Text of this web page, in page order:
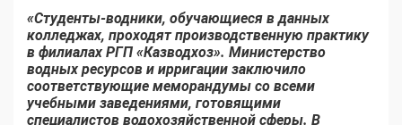
«Студенты-водники, обучающиеся в данных
колледжах, проходят производственную практику
в филиалах РГП «Казводхоз». Министерство
водных ресурсов и ирригации заключило
соответствующие меморандумы со всеми
учебными заведениями, готовящими
специалистов водохозяйственной сферы. В